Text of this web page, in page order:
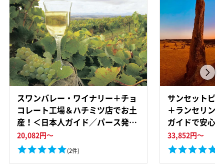
スワンバレー・ワイナリー＋チョ
コレート工場＆ハチミツ店でお土
産！＜日本人ガイド／パース発着
＞
20,082円～
(2件)
サンセットピ
＋ランセリン
ガイドで安心
ガイド／パー
33,852円～